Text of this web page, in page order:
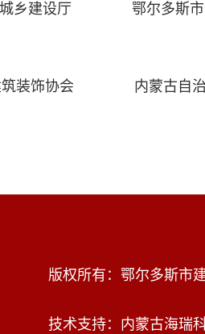
乡建设厅 鄂尔多斯
装饰协会 内蒙古自
版权所有：鄂尔多斯市
技术支持：内蒙古海瑞